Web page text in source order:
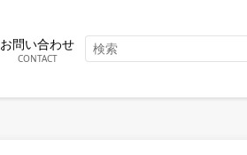
お問い合わせ
CONTACT